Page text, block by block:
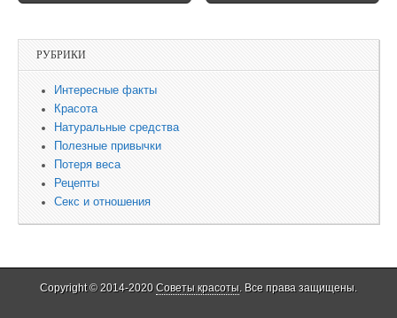
РУБРИКИ
Интересные факты
Красота
Натуральные средства
Полезные привычки
Потеря веса
Рецепты
Секс и отношения
Copyright © 2014-2020 Советы красоты. Все права защищены.